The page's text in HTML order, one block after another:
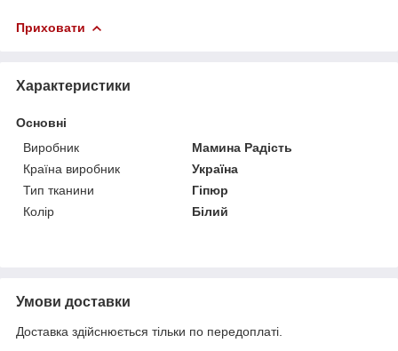
Приховати
Характеристики
Основні
Виробник
Мамина Радість
Країна виробник
Україна
Тип тканини
Гіпюр
Колір
Білий
Умови доставки
Доставка здійснюється тільки по передоплаті.